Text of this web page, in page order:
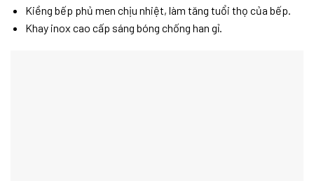
Kiềng bếp phủ men chịu nhiệt, làm tăng tuổi thọ của bếp.
Khay inox cao cấp sáng bóng chống han gỉ.